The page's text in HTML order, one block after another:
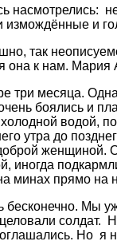
насмотрелись:
измождённые и
так
она к нам.
месяца.
боялись и
водой,
утра до
женщиной.
иногда
минах прямо на
Мы
целовали
Но я